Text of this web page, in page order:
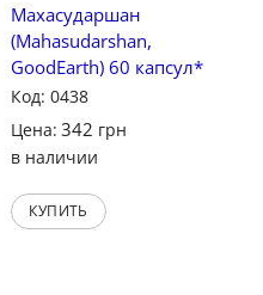
Махасударшан
(Mahasudarshan,
GoodEarth) 60 капсул*
Код: 0438
Цена: 342 грн
в наличии
КУПИТЬ